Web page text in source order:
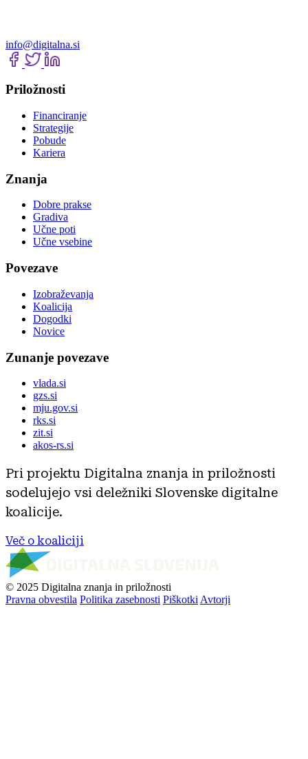
info@digitalna.si
Priložnosti
Financiranje
Strategije
Pobude
Kariera
Znanja
Dobre prakse
Gradiva
Učne poti
Učne vsebine
Povezave
Izobraževanja
Koalicija
Dogodki
Novice
Zunanje povezave
vlada.si
gzs.si
mju.gov.si
rks.si
zit.si
akos-rs.si
Pri projektu Digitalna znanja in priložnosti
sodelujejo vsi deležniki Slovenske digitalne
koalicije.
Več o koaliciji
© 2025 Digitalna znanja in priložnosti
Pravna obvestila Politika zasebnosti Piškotki Avtorji